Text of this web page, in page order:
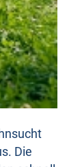
Die